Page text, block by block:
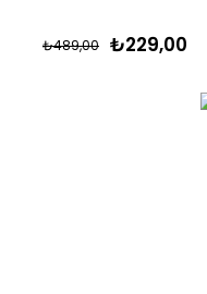
₺229,00
₺489,00